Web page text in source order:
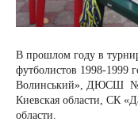
В прошлом году в
футболистов 1998-1999
Волинський», ДЮСШ
Киевская области, СК
области.